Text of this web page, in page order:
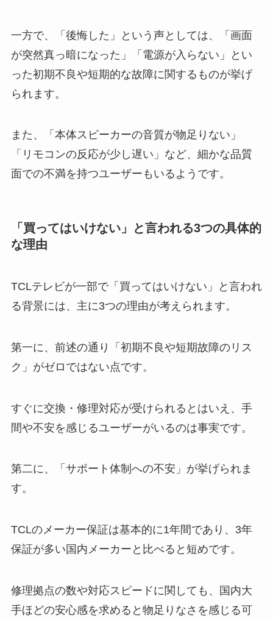
一方で、「後悔した」という声としては、「画面
が突然真っ暗になった」「電源が入らない」とい
った初期不良や短期的な故障に関するものが挙げ
られます。
また、「本体スピーカーの音質が物足りない」
「リモコンの反応が少し遅い」など、細かな品質
面での不満を持つユーザーもいるようです。
「買ってはいけない」と言われる3つの具体的
な理由
TCLテレビが一部で「買ってはいけない」と言われ
る背景には、主に3つの理由が考えられます。
第一に、前述の通り「初期不良や短期故障のリス
ク」がゼロではない点です。
すぐに交換・修理対応が受けられるとはいえ、手
間や不安を感じるユーザーがいるのは事実です。
第二に、「サポート体制への不安」が挙げられま
す。
TCLのメーカー保証は基本的に1年間であり、3年
保証が多い国内メーカーと比べると短めです。
修理拠点の数や対応スピードに関しても、国内大
手ほどの安心感を求めると物足りなさを感じる可